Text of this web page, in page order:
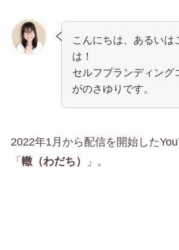
こんにちは、あるいは
は！
セルフブランディング
がのさゆりです。
2022年1月から配信を開始した
「 轍（わだち） 」。